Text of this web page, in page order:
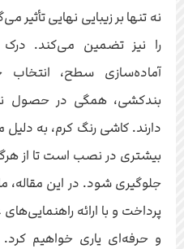
نه تنها بر زیبایی نهایی تأثیر
را نیز تضمین می‌کند.
آماده‌سازی سطح،
بندکشی، همگی در حصول
دارند. کاشی رنگ کرم، به
بیشتری در نصب است تا از
جلوگیری شود. در این مقاله،
پرداخت و با ارائه
و حرفه‌ای یاری خواهیم